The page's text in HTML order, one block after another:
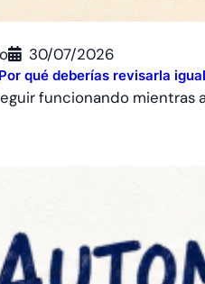
30/07/2026
qué deberías revisarla
funcionando